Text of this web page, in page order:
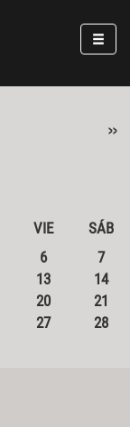
»
VIE
SÁB
6
7
13
14
20
21
27
28